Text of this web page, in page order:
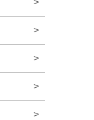
>
>
>
>
>